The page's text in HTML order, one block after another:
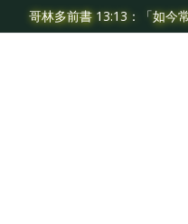
哥林多前書 13:13：「如今